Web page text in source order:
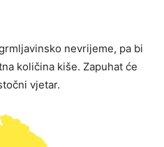
nevrijeme, pa bi
količina kiše. Zapuhat će
vjetar.